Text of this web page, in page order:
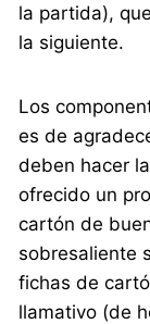
la partida),
la siguiente.
Los
es de
deben hacer
ofrecido un
cartón de
sobresaliente
fichas de
llamativo (de